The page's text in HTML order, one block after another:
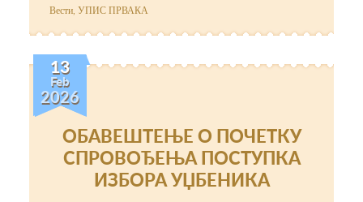
Вести, УПИС ПРВАКА
13
Feb
2026
ОБАВЕШТЕЊЕ О ПОЧЕТКУ
СПРОВОЂЕЊА ПОСТУПКА
ИЗБОРА УЏБЕНИКА